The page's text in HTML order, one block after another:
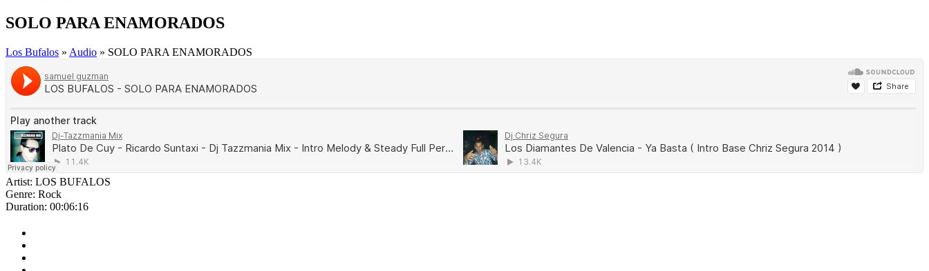
SOLO PARA ENAMORADOS
Los Bufalos » Audio » SOLO PARA ENAMORADOS
Artist: LOS BUFALOS
Genre: Rock
Duration: 00:06:16